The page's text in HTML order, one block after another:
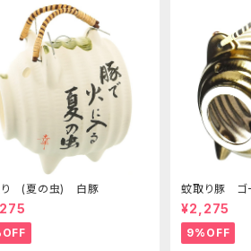
り (夏の虫) 白豚 蚊取り豚 ゴ
¥2,275
9%OFF